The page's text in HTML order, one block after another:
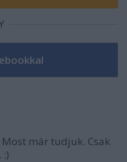
Most már tudjuk. Csak